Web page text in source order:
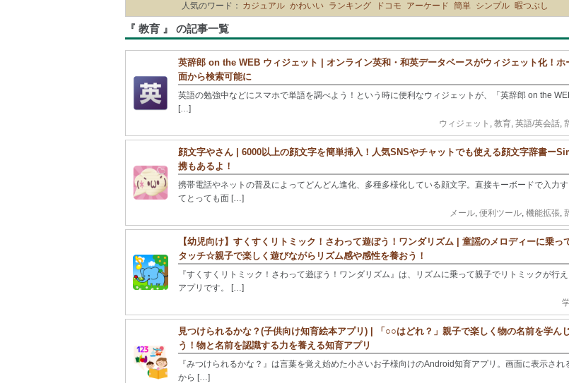
人気のワード： カジュアル かわいい ランキング ドコモ アーケード 簡単 シンプル 暇つぶし
『 教育 』 の記事一覧
英辞郎 on the WEB ウィジェット | オンライン英和・和英データベースがウィジェット化！ホ
面から検索可能に
英語の勉強中などにスマホで単語を調べよう！という時に便利なウィジェットが、「英辞郎 on the
[…]
ウィジェット , 教育, 英語/英会話,
顔文字やさん | 6000以上の顔文字を簡単挿入！人気SNSやチャットでも使える顔文字辞書ー
携もあるよ！
携帯電話やネットの普及によってどんどん進化、多種多様化している顔文字。直接キーボードで入力
てとっても面 […]
メール, 便利ツール, 機能拡張,
【幼児向け】すくすくリトミック！さわって遊ぼう！ワンダリズム | 童謡のメロディーに乗っ
タッチ☆親子で楽しく遊びながらリズム感や感性を養おう！
『すくすくリトミック！さわって遊ぼう！ワンダリズム』は、リズムに乗って親子でリトミックが行
アプリです。 […]
見つけられるかな？(子供向け知育絵本アプリ) | 「○○はどれ？」親子で楽しく物の名前を学ん
う！物と名前を認識する力を養える知育アプリ
『みつけられるかな？』は言葉を覚え始めた小さいお子様向けのAndroid知育アプリ。画面に表示され
から […]